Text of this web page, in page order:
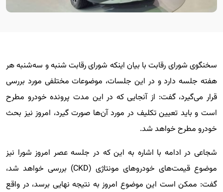
سخنگوی شورای رقابت با بیان اینکه شورای رقابت شنبه و سه‌شنبه هر
هفته جلسه دارد و در این جلسات، موضوعات مختلفی مورد بررسی
قرار می‌گیرد، گفت: از آنجایی که در این مدت پرونده خودرو مطرح
است و باید تعیین تکلیف در مورد آن‌ها صورت گیرد، امروز نیز بحث
خودرو مطرح خواهد شد.
شجاعی در ادامه با اشاره به این که در جلسه عصر امروز شورا نیز
موضوع قیمت‌های خودروهای مونتاژی (CKD) بررسی خواهد شد،
گفت: ممکن است این موضوع امروز به نتیجه نهایی برسد، در واقع